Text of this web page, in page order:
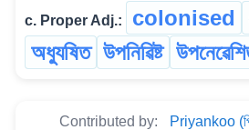
c. Proper Adj.: colonised
অধ্যুষিত উপনিৱিষ্ট
Contributed by: Priyankoo